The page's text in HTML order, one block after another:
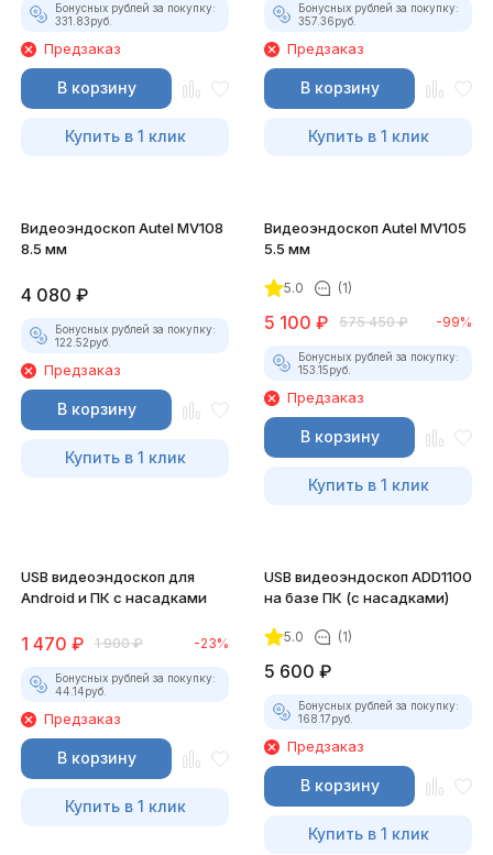
Бонусных рублей за покупку:
331.83руб.
Предзаказ
В корзину
Купить в 1 клик
Бонусных рублей за покупку:
357.36руб.
Предзаказ
В корзину
Купить в 1 клик
Видеоэндоскоп Autel MV108
8.5 мм
4 080 ₽
Бонусных рублей за покупку:
122.52руб.
Предзаказ
В корзину
Купить в 1 клик
Видеоэндоскоп Autel MV105
5.5 мм
5.0 (1)
5 100 ₽ 575 450 ₽ -99%
Бонусных рублей за покупку:
153.15руб.
Предзаказ
В корзину
Купить в 1 клик
USB видеоэндоскоп для
Android и ПК с насадками
1 470 ₽ 1 900 ₽ -23%
Бонусных рублей за покупку:
44.14руб.
Предзаказ
В корзину
Купить в 1 клик
USB видеоэндоскоп ADD1100
на базе ПК (с насадками)
5.0 (1)
5 600 ₽
Бонусных рублей за покупку:
168.17руб.
Предзаказ
В корзину
Купить в 1 клик